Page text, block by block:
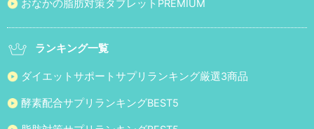
おなかの脂肪対策タブレットPREMIUM
ランキング一覧
ダイエットサポートサプリランキング厳選3商品
酵素配合サプリランキングBEST5